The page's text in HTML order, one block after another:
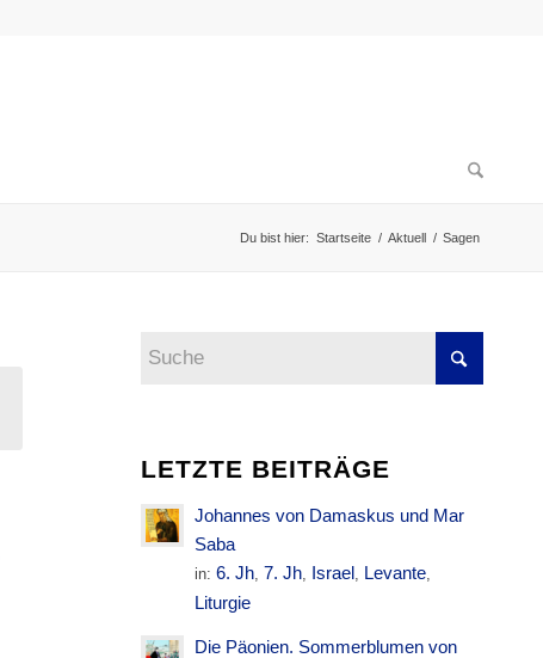
Du bist hier: Startseite / Aktuell / Sagen
LETZTE BEITRÄGE
Johannes von Damaskus und Mar
Saba
in:6. Jh, 7. Jh, Israel, Levante,
Liturgie
Die Päonien. Sommerblumen von